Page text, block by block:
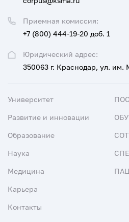
Юридический адрес:
350063 г. Краснодар, ул.
Приемная комиссия:
+7 (800) 444-19-20 доб. 1
Университет
Развитие и инновации
Образование
Наука
Медицина
Карьера
Контакты